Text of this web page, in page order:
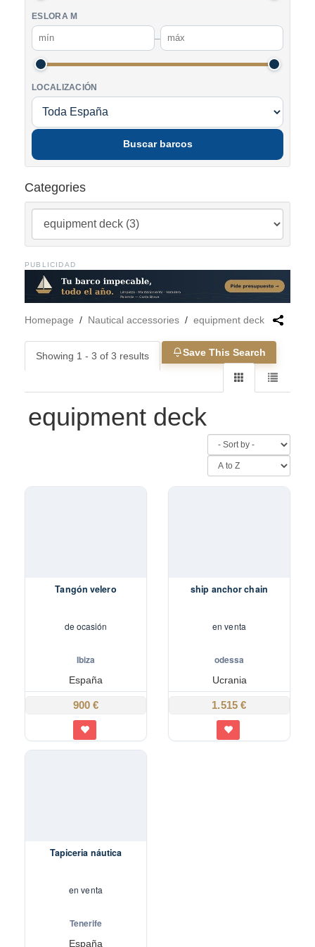
ESLORA M
–
LOCALIZACIÓN
Buscar barcos
Categories
PUBLICIDAD
Homepage / Nautical accessories / equipment deck
Showing 1 - 3 of 3 results Save This Search
equipment deck
Tangón velero
de ocasión
Ibiza
España
900 €
ship anchor chain
en venta
odessa
Ucrania
1.515 €
Tapiceria náutica
en venta
Tenerife
España